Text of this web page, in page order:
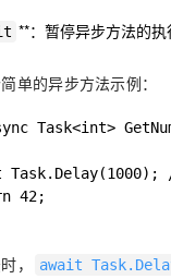
**：暂停异步方法的
单的异步方法示例：
Task<int>
//
42;
， await